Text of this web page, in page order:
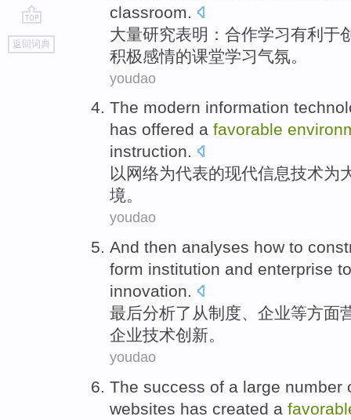
go
top
返回词典
classroom
大量研究表明 ：合作学习有利于
积极感情的课堂学习气氛。
youdao
The modern information
has offered a favorable
instruction.
以 网络为代表的现代信息技术为
境。
youdao
And then analyses how to
form institution and enterprise
innovation.
最后分析了 从制度、 企业等方面
企业技术创新。
youdao
The success of a large number
websites has created a